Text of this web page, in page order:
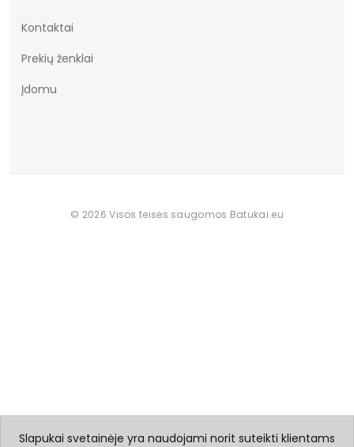
Kontaktai
Prekių ženklai
Įdomu
© 2026 Visos teisės saugomos Batukai.eu
Slapukai svetainėje yra naudojami norit suteikti klientams